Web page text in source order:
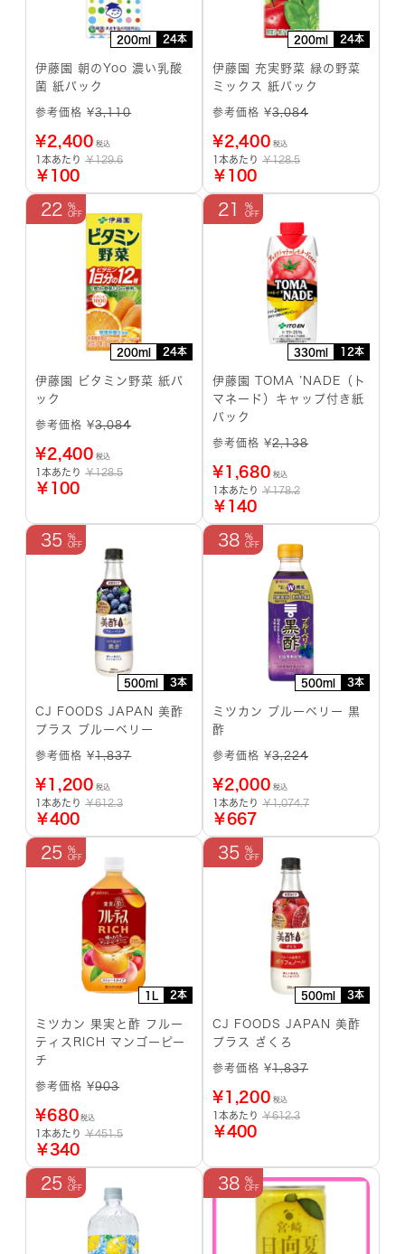
200ml 24本
伊藤園 朝のYoo 濃い乳酸
菌 紙パック
参考価格 ¥3,110
¥2,400 税込
1本あたり￥129.6
￥100
200ml 24本
伊藤園 充実野菜 緑の野菜
ミックス 紙パック
参考価格 ¥3,084
¥2,400 税込
1本あたり ￥128.5
￥100
200ml 24本
22
伊藤園 ビタミン野菜 紙パ
ック
参考価格 ¥3,084
¥2,400 税込
1本あたり￥128.5
￥100
330ml 12本
21
伊藤園 TOMA ’NADE（ト
マネード）キャップ付き紙
パック
参考価格 ¥2,138
¥1,680 税込
1本あたり ￥178.2
￥140
500ml 3本
35
CJ FOODS JAPAN 美酢
プラス ブルーベリー
参考価格 ¥1,837
¥1,200 税込
1本あたり￥612.3
￥400
500ml 3本
38
ミツカン ブルーベリー 黒
酢
参考価格 ¥3,224
¥2,000 税込
1本あたり ￥1,074.7
￥667
1L 2本
25
ミツカン 果実と酢 フルー
ティスRICH マンゴーピー
チ
参考価格 ¥903
¥680 税込
1本あたり￥451.5
￥340
500ml 3本
35
CJ FOODS JAPAN 美酢
プラス ざくろ
参考価格 ¥1,837
¥1,200 税込
1本あたり ￥612.3
￥400
25 38